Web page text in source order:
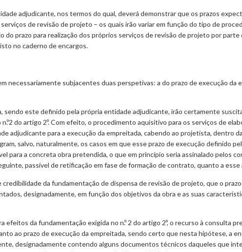
adjudicante, nos termos do qual, deverá demonstrar que os prazos
de revisão de projeto – os quais irão variar em função do tipo de
prazo para realização dos próprios serviços de revisão de projeto por parte
no caderno de encargos.
necessariamente subjacentes duas perspetivas: a do prazo de execução da
sendo este definido pela própria entidade adjudicante, irão certamente
do artigo 2º. Com efeito, o procedimento aquisitivo para os serviços de
adjudicante para a execução da empreitada, cabendo ao projetista, dentro
salvo, naturalmente, os casos em que esse prazo de execução definido
para a concreta obra pretendida, o que em princípio seria assinalado pelos
passível de retificação em fase de formação de contrato, quanto a
da fundamentação de dispensa de revisão de projeto, que o
designadamente, em função dos objetivos da obra e as suas
efeitos da fundamentação exigida no n.º 2 do artigo 2º, o recurso à consulta
ao prazo de execução da empreitada, sendo certo que nesta hipótese, a
designadamente contendo alguns documentos técnicos daqueles que